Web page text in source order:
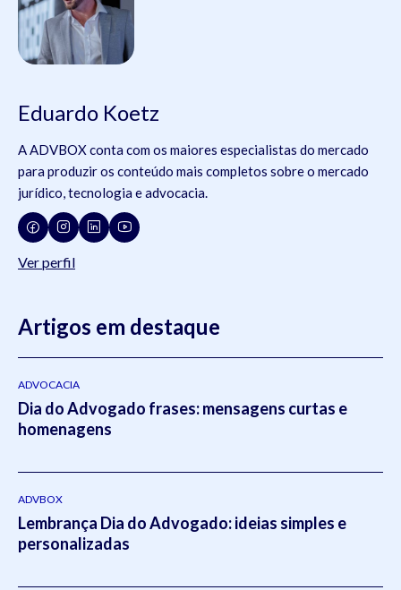
Eduardo Koetz
A ADVBOX conta com os maiores especialistas do mercado
para produzir os conteúdo mais completos sobre o mercado
jurídico, tecnologia e advocacia.
Ver perfil
Artigos em destaque
ADVOCACIA
Dia do Advogado frases: mensagens curtas e
homenagens
ADVBOX
Lembrança Dia do Advogado: ideias simples e
personalizadas